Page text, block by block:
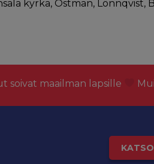
kyrka, Östman, Lönnqvist,
soivat maailman lapsille